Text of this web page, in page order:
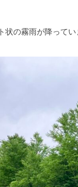
状の霧雨が降って